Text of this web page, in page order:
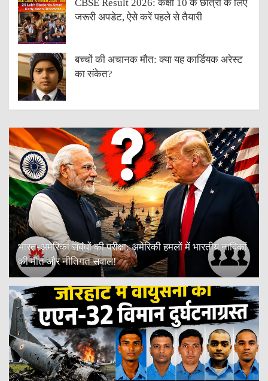
CBSE Result 2026: कक्षा 10 के छात्रों के लिए
जरूरी अपडेट, ऐसे करें पहले से तैयारी
बच्चों की अचानक मौत: क्या यह कार्डियक अरेस्ट
का संकेत?
भारत-अमेरिका संबंधों की परीक्षा: अमेरिकी हमलों में भारतीय नाविकों
की मौत और नीतिगत सवाल!